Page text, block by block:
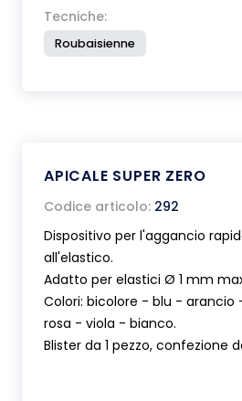
Tecniche:
Roubaisienne
APICALE SUPER ZERO
Codice articolo: 292
Dispositivo per l'aggancio
all'elastico.
Adatto per elastici Ø 1 mm
Colori: bicolore - blu -
rosa - viola - bianco.
Blister da 1 pezzo, confezione